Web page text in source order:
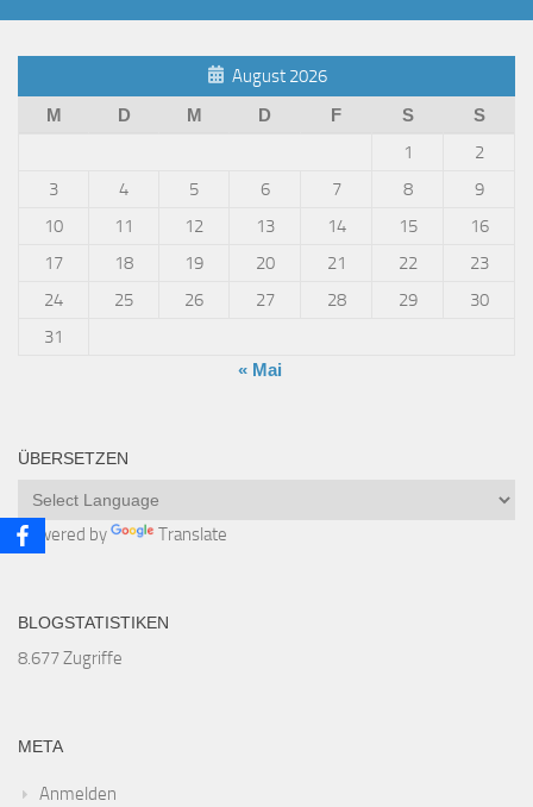
August 2026
M D M D F S S
1
2
3
4 5 6 7 8
9
10
11 12 13 14 15
16
17
18 19 20 21 22
23
24
25 26 27 28 29
30
31
« Mai
ÜBERSETZEN
Powered by Translate
BLOGSTATISTIKEN
8.677 Zugriffe
META
Anmelden